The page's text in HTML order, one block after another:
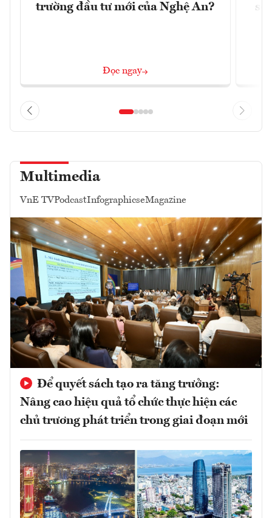
trường đầu tư mới của Nghệ An?
Đọc ngay
Multimedia
VnE TVPodcastInfographicseMagazine
Để quyết sách tạo ra tăng trưởng:
Nâng cao hiệu quả tổ chức thực hiện các
chủ trương phát triển trong giai đoạn mới